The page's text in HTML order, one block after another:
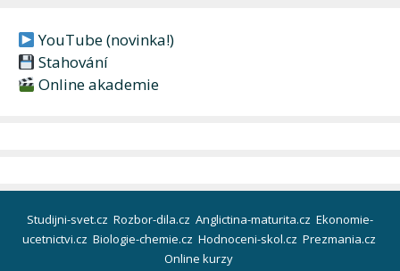
YouTube (novinka!)
Stahování
Online akademie
Studijni-svet.cz Rozbor-dila.cz Anglictina-maturita.cz Ekonomie-
ucetnictvi.cz Biologie-chemie.cz Hodnoceni-skol.cz Prezmania.cz
Online kurzy